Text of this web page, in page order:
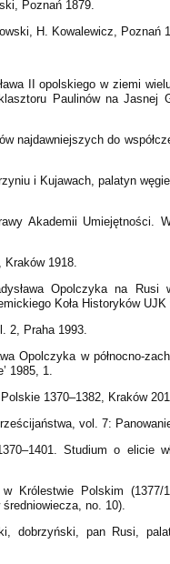
Poznań 1879.
H. Kowalewicz, Poznań
II opolskiego w ziemi
Paulinów na Jasnej
najdawniejszych do
i Kujawach, palatyn
Akademii Umiejętności.
1918.
Opolczyka na
Koła Historyków UJK
2, Praha 1993.
Opolczyka w północno-
1985, 1.
1370–1382, Kraków
vol. 7:
Studium o elicie
Królestwie Polskim (1377/
no. 10).
dobrzyński, pan Rusi,